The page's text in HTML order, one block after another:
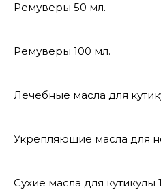
Ремуверы 50 мл.
Ремуверы 100 мл.
Лечебные масла для
Укрепляющие масла для
Сухие масла для кутикулы